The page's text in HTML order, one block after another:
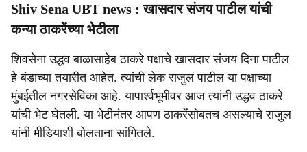
Shiv Sena UBT news : खासदार संजय पाटील यांची
कन्या ठाकरेंच्या भेटीला
शिवसेना उद्धव बाळासाहेब ठाकरे पक्षाचे खासदार संजय दिना पाटील
हे बंडाच्या तयारीत आहेत. त्यांची लेक राजुल पाटील या पक्षाच्या
मुंबईतील नगरसेविका आहे. यापार्श्वभूमीवर आज त्यांनी उद्धव ठाकरे
यांची भेट घेतली. या भेटीनंतर आपण ठाकरेंसोबतच असल्याचे राजुल
यांनी मीडियाशी बोलताना सांगितले.